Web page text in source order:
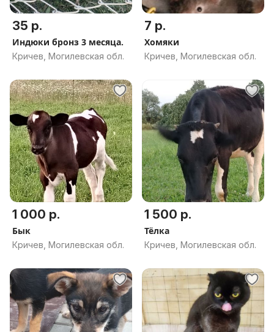
35 р.
Индюки бронз 3 месяца.
Кричев, Могилевская обл.
7 р.
Хомяки
Кричев, Могилевская обл.
1 000 р.
Бык
Кричев, Могилевская обл.
1 500 р.
Тёлка
Кричев, Могилевская обл.